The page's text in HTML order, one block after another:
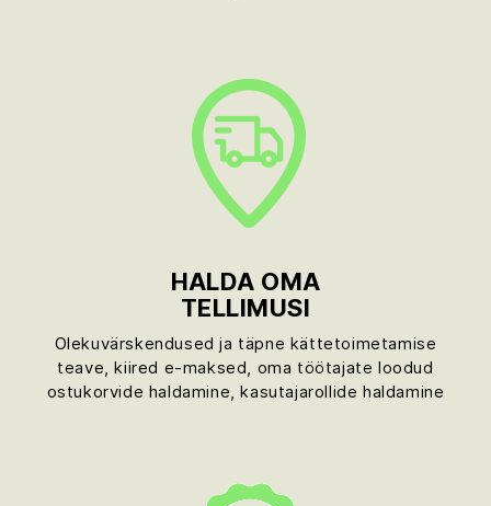
HALDA OMA
TELLIMUSI
Olekuvärskendused ja täpne kättetoimetamise
teave, kiired e-maksed, oma töötajate loodud
ostukorvide haldamine, kasutajarollide haldamine